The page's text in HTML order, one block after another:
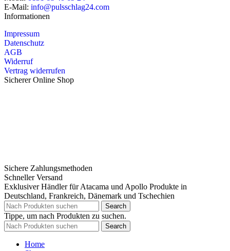
E-Mail: info@pulsschlag24.com
Informationen
Impressum
Datenschutz
AGB
Widerruf
Vertrag widerrufen
Sicherer Online Shop
Sichere Zahlungsmethoden
Schneller Versand
Exklusiver Händler für Atacama und Apollo Produkte in
Deutschland, Frankreich, Dänemark und Tschechien
Search
Tippe, um nach Produkten zu suchen.
Search
Home